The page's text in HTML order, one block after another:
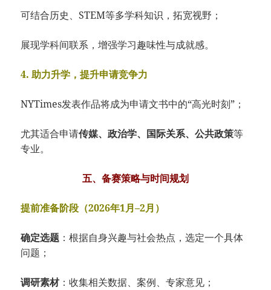
可结合历史、STEM等多学科知识，拓宽视野；
展现学科间联系，增强学习趣味性与成就感。
4. 助力升学，提升申请竞争力
NYTimes发表作品将成为申请文书中的“高光时刻”；
尤其适合申请传媒、政治学、国际关系、公共政策等
专业。
五、备赛策略与时间规划
提前准备阶段（2026年1月–2月）
确定选题 ：根据自身兴趣与社会热点，选定一个具体
问题；
调研素材：收集相关数据、案例、专家意见；